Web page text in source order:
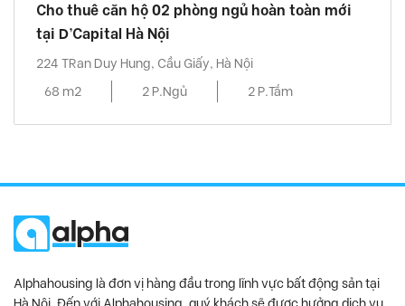
Cho thuê căn hộ 02 phòng ngủ hoàn toàn mới
tại D’Capital Hà Nội
224 TRan Duy Hung, Cầu Giấy, Hà Nội
68 m2
2 P.Ngủ 2 P.Tắm
Alphahousing là đơn vị hàng đầu trong lĩnh vực bất động sản tại
Hà Nội. Đến với Alphahousing, quý khách sẽ được hưởng dịch vụ